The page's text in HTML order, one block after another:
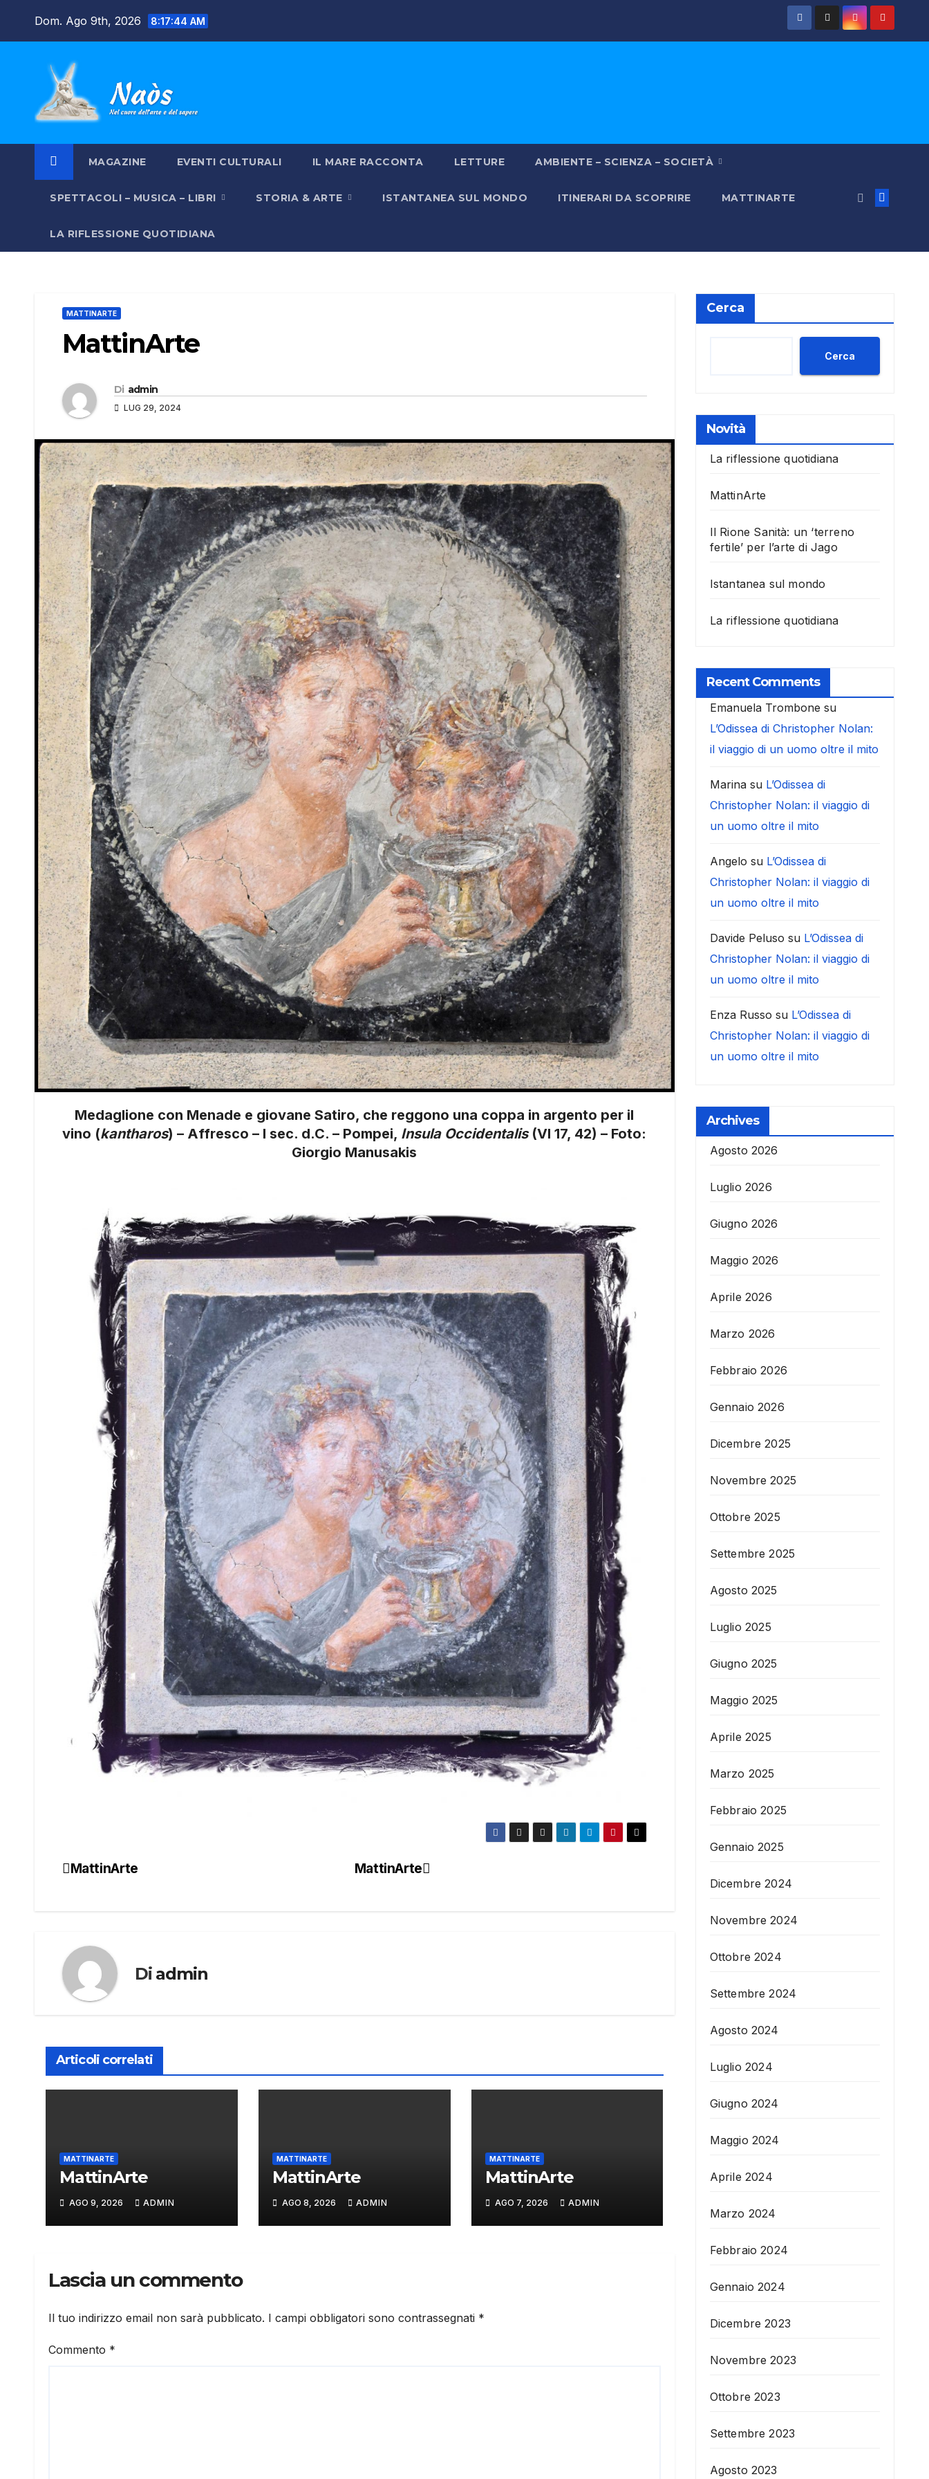
Dom. Ago 9th, 2026 8:17:46 AM
MAGAZINE EVENTI CULTURALI IL MARE RACCONTA LETTURE AMBIENTE – SCIENZA – SOCIETÀ
SPETTACOLI – MUSICA – LIBRI STORIA & ARTE ISTANTANEA SUL MONDO ITINERARI DA SCOPRIRE MATTINARTE
LA RIFLESSIONE QUOTIDIANA
MATTINARTE
MattinArte
Di admin
LUG 29, 2024
Medaglione con Menade e giovane Satiro, che reggono una coppa in argento per il
vino (kantharos) – Affresco – I sec. d.C. – Pompei, Insula Occidentalis(VI 17, 42) – Foto:
Giorgio Manusakis
Navigazione
MattinArte
MattinArte
Di admin
Articoli correlati
MATTINARTE
MattinArte
AGO 9, 2026 ADMIN
MATTINARTE
MattinArte
AGO 8, 2026 ADMIN
MATTINARTE
MattinArte
AGO 7, 2026 ADMIN
Lascia un commento
Il tuo indirizzo email non sarà pubblicato. I campi obbligatori sono contrassegnati *
Commento *
Cerca
Cerca
Novità
La riflessione quotidiana
MattinArte
Il Rione Sanità: un ‘terreno
fertile’ per l’arte di Jago
Istantanea sul mondo
La riflessione quotidiana
Recent Comments
Emanuela Trombone su
L’Odissea di Christopher Nolan:
il viaggio di un uomo oltre il mito
Marinasu L’Odissea di
Christopher Nolan: il viaggio di
un uomo oltre il mito
Angelo su L’Odissea di
Christopher Nolan: il viaggio di
un uomo oltre il mito
Davide Peluso su L’Odissea di
Christopher Nolan: il viaggio di
un uomo oltre il mito
Enza Russo su L’Odissea di
Christopher Nolan: il viaggio di
un uomo oltre il mito
Archives
Agosto 2026
Luglio 2026
Giugno 2026
Maggio 2026
Aprile 2026
Marzo 2026
Febbraio 2026
Gennaio 2026
Dicembre 2025
Novembre 2025
Ottobre 2025
Settembre 2025
Agosto 2025
Luglio 2025
Giugno 2025
Maggio 2025
Aprile 2025
Marzo 2025
Febbraio 2025
Gennaio 2025
Dicembre 2024
Novembre 2024
Ottobre 2024
Settembre 2024
Agosto 2024
Luglio 2024
Giugno 2024
Maggio 2024
Aprile 2024
Marzo 2024
Febbraio 2024
Gennaio 2024
Dicembre 2023
Novembre 2023
Ottobre 2023
Settembre 2023
Agosto 2023